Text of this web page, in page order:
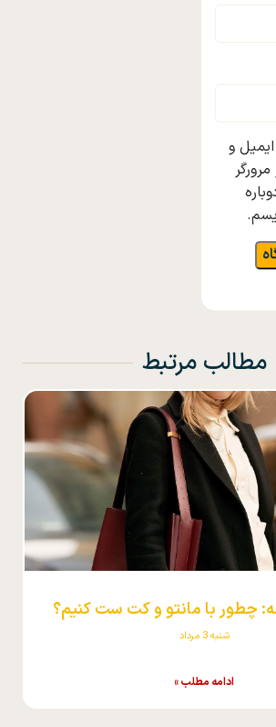
و
مطالب مرتبط
چطور با مانتو و کت ست کنیم؟
شنبه 3 مرداد
ادامه مطلب »